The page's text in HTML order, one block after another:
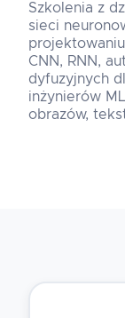
Szkolenia z
sieci
CNN, RNN,
dyfuzyjnych
inżynierów
obrazów,